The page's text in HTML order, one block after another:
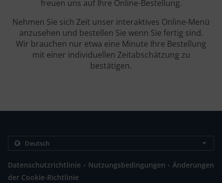
freuen uns auf Ihre Online-Bestellung.
Nehmen Sie sich Zeit unser interaktives Online-Menü
anzusehen und bestellen Sie wenn Sie fertig sind.
Wir brauchen nur etwa eine Minute Ihre Bestellung
mit einer individuellen Zeitabschätzung zu
bestätigen.
Datenschutzrichtlinie . Nutzungsbedingungen . Änderungen
der Cookie-Richtlinie